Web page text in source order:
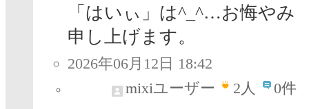
「はいぃ」は^_^…お悔やみ
申し上げます。
2026年06月12日 18:42
mixiユーザー
2人 0件